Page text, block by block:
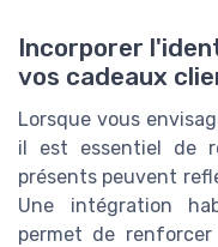
Incorporer
vos cadeaux
Lorsque vous
il est essentiel de
présents peuvent
Une intégration
permet de renforcer